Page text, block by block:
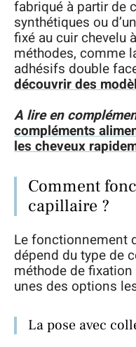
fabriqué à partir de
synthétiques ou
fixé au cuir chevelu
méthodes, comme
adhésifs double
découvrir des
A lire en
compléments
les cheveux
Comment
capillaire ?
Le fonctionnement
dépend du type de
méthode de
unes des options
La pose avec